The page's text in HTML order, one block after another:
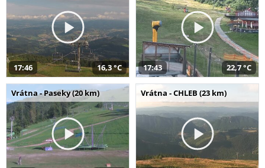
17:46 16,3 °C 17:43 22,7 °C
Vrátna - Paseky (20 km) Vrátna - CHLEB (23 km)